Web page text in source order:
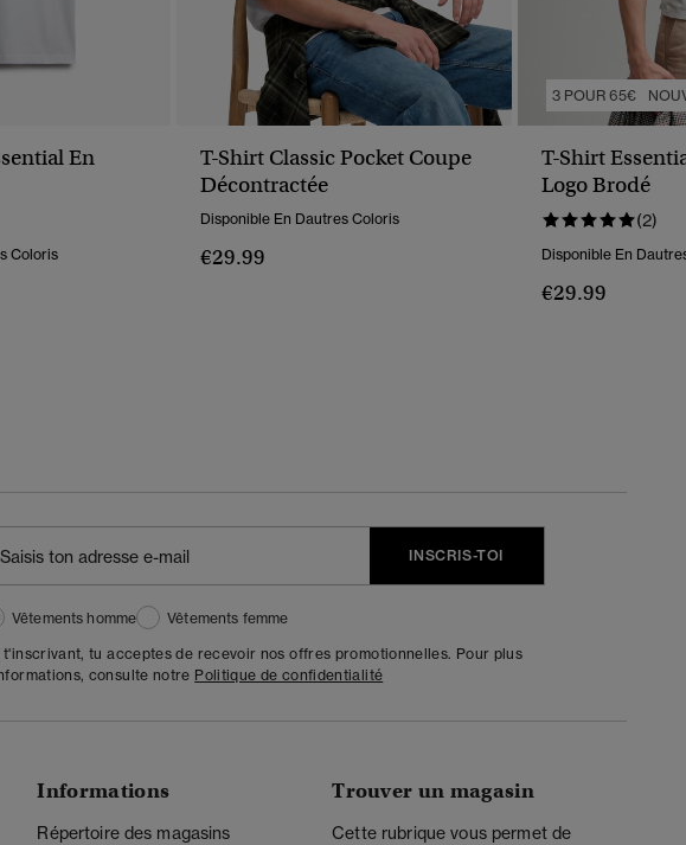
En
Coloris
T-Shirt Classic Pocket Coupe
Décontractée
Disponible En Dautres Coloris
€29.99
3 POUR 65€
T-Shirt
Logo Brodé
(2)
Disponible En
€29.99
INSCRIS-TOI
Vêtements homme
Vêtements femme
t'inscrivant, tu acceptes de recevoir nos offres promotionnelles. Pour plus
consulte notre Politique de confidentialité
Informations
Répertoire des magasins
Trouver un magasin
Cette rubrique vous permet de